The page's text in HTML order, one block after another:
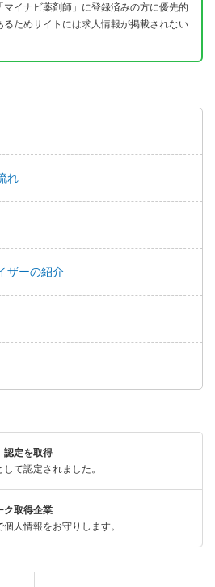
マイナビ薬剤師」に登録済みの方に優先的
ためサイトには求人情報が掲載されない
れ
ザーの紹介
認定を取得
て認定されました。
ク取得企業
人情報をお守りします。